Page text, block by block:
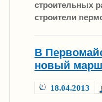
строительных
строители
В
новый
18.04.2013